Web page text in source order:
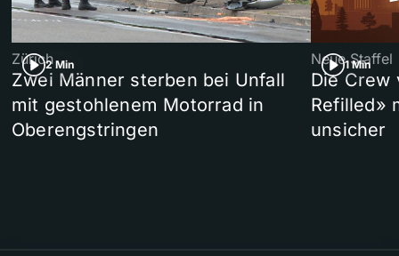
2 Min
Zürich
Zwei Männer sterben bei Unfall
mit gestohlenem Motorrad in
Oberengstringen
1 Min
Neue Staffel
Die Crew
Refilled»
unsicher